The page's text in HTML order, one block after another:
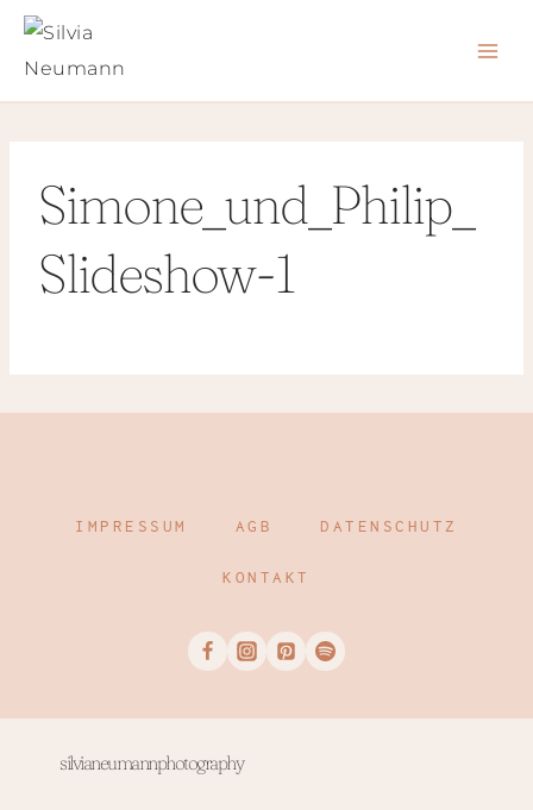
Zum
Simone_und_Philip_
Slideshow-1
IMPRESSUM AGB DATENSCHUTZ
KONTAKT
silvianeumannphotography